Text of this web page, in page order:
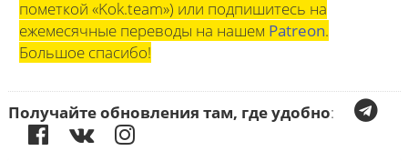
пометкой «Kok.team») или подпишитесь на
ежемесячные переводы на нашем Patreon.
Большое спасибо!
Получайте обновления там, где удобно: